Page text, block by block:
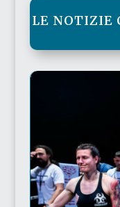
LE NOTIZIE